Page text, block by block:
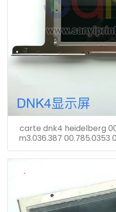
carte dnk4 heidelberg
m3.036.387 00.785.0353
écran tronic cp